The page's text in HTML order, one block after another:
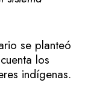
se planteó
los
indígenas.